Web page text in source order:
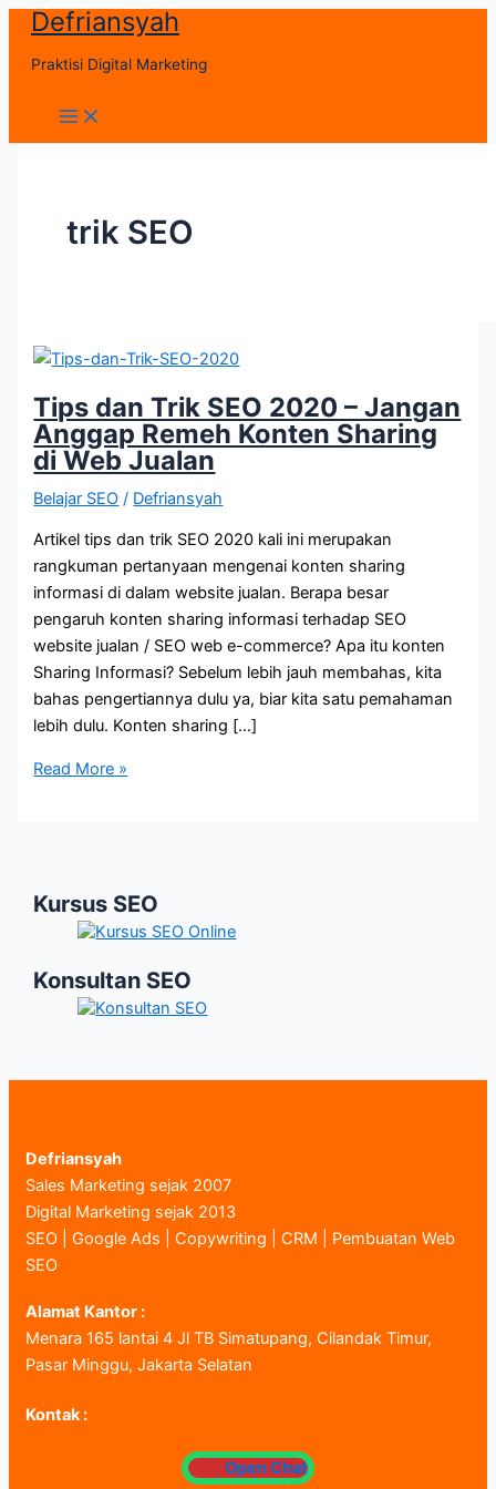
Skip
content
Defriansyah
Praktisi Digital Marketing
Main
Menu
trik SEO
Tips dan Trik SEO 2020 – Jangan
Anggap Remeh Konten Sharing
di Web Jualan
Belajar SEO / Defriansyah
Artikel tips dan trik SEO 2020 kali ini merupakan
rangkuman pertanyaan mengenai konten sharing
informasi di dalam website jualan. Berapa besar
pengaruh konten sharing informasi terhadap SEO
website jualan / SEO web e-commerce? Apa itu konten
Sharing Informasi? Sebelum lebih jauh membahas, kita
bahas pengertiannya dulu ya, biar kita satu pemahaman
lebih dulu. Konten sharing […]
Tips
–
Jangan
Remeh
Konten
Web
Read More »
Kursus SEO
Konsultan SEO
Defriansyah
Sales Marketing sejak 2007
Digital Marketing sejak 2013
SEO | Google Ads | Copywriting | CRM | Pembuatan Web
SEO
Alamat Kantor :
Menara 165 lantai 4 Jl TB Simatupang, Cilandak Timur,
Pasar Minggu, Jakarta Selatan
Kontak :
Open Chat